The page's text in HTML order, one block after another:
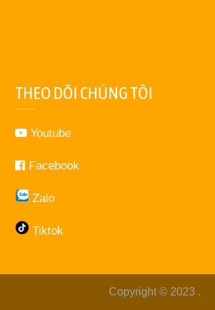
THEO DÕI CHÚNG TÔI
Youtube
Facebook
Zalo
Tiktok
Copyright © 2023 .